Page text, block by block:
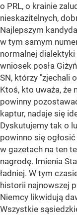
o PRL, o krainie
nieskazitelnych,
Najlepszym
w tym samym
normalnej
wniosek posła
SN, którzy "zjechali
Ktoś, kto uważa, że
powinny
kaptur, nadaje się
Dyskutujemy tak o
powinno się
w gazetach na ten
nagrodę. Imienia
ładniej. W tym
historii najnowszej
Niemcy likwidują
Wszystkie